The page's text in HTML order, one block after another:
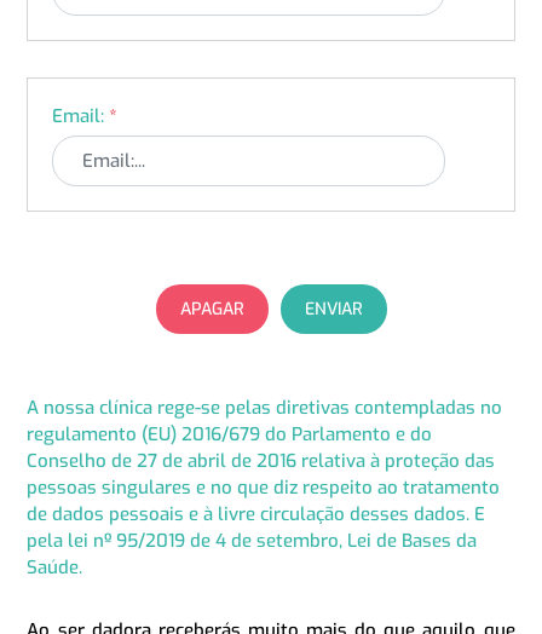
Email: *
APAGAR ENVIAR
A nossa clínica rege-se pelas diretivas contempladas no
regulamento (EU) 2016/679 do Parlamento e do
Conselho de 27 de abril de 2016 relativa à proteção das
pessoas singulares e no que diz respeito ao tratamento
de dados pessoais e à livre circulação desses dados. E
pela lei nº 95/2019 de 4 de setembro, Lei de Bases da
Saúde.